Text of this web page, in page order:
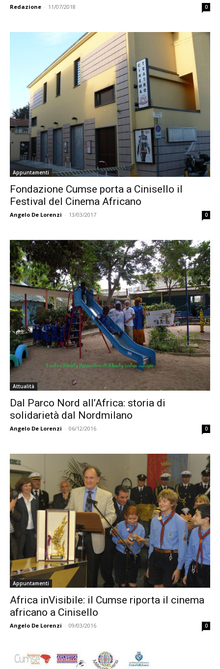
Redazione - 11/07/2018 0
Appuntamenti
Fondazione Cumse porta a Cinisello il
Festival del Cinema Africano
Angelo De Lorenzi - 13/03/2017 0
Attualità
Dal Parco Nord all’Africa: storia di
solidarietà dal Nordmilano
Angelo De Lorenzi - 06/12/2016 0
Appuntamenti
Africa inVisibile: il Cumse riporta il cinema
africano a Cinisello
Angelo De Lorenzi - 09/03/2016 0